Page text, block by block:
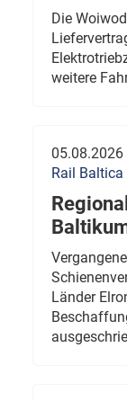
Die
weitere
05.08.2026
Rail Baltica
Länder